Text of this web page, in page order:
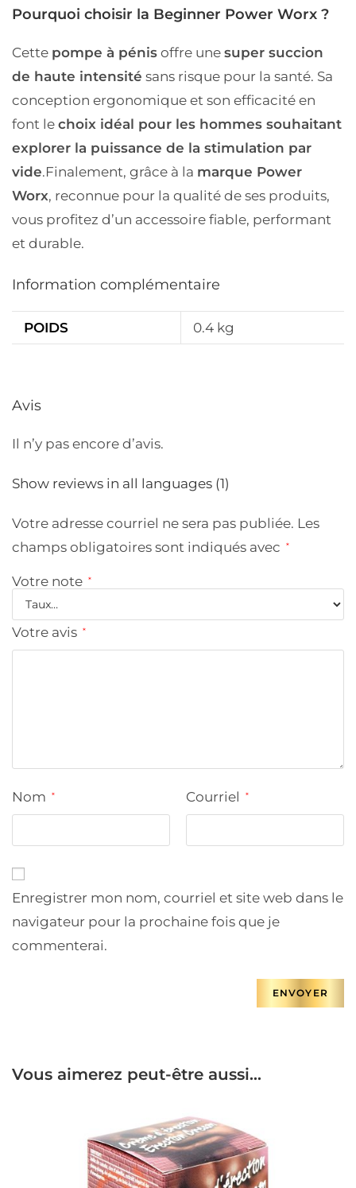
Pourquoi choisir la Beginner Power Worx ?
Cette pompe à pénis offre une super succion
de haute intensité sans risque pour la santé. Sa
conception ergonomique et son efficacité en
font le choix idéal pour les hommes souhaitant
explorer la puissance de la stimulation par
vide.Finalement, grâce à la marque Power
Worx, reconnue pour la qualité de ses produits,
vous profitez d’un accessoire fiable, performant
et durable.
Information complémentaire
POIDS 0.4 kg
Avis
Il n’y pas encore d’avis.
Show reviews in all languages (1)
Votre adresse courriel ne sera pas publiée. Les
champs obligatoires sont indiqués avec
*
Votre note *
Votre avis *
Nom * Courriel *
Enregistrer mon nom, courriel et site web dans le
navigateur pour la prochaine fois que je
commenterai.
Vous aimerez peut-être aussi…